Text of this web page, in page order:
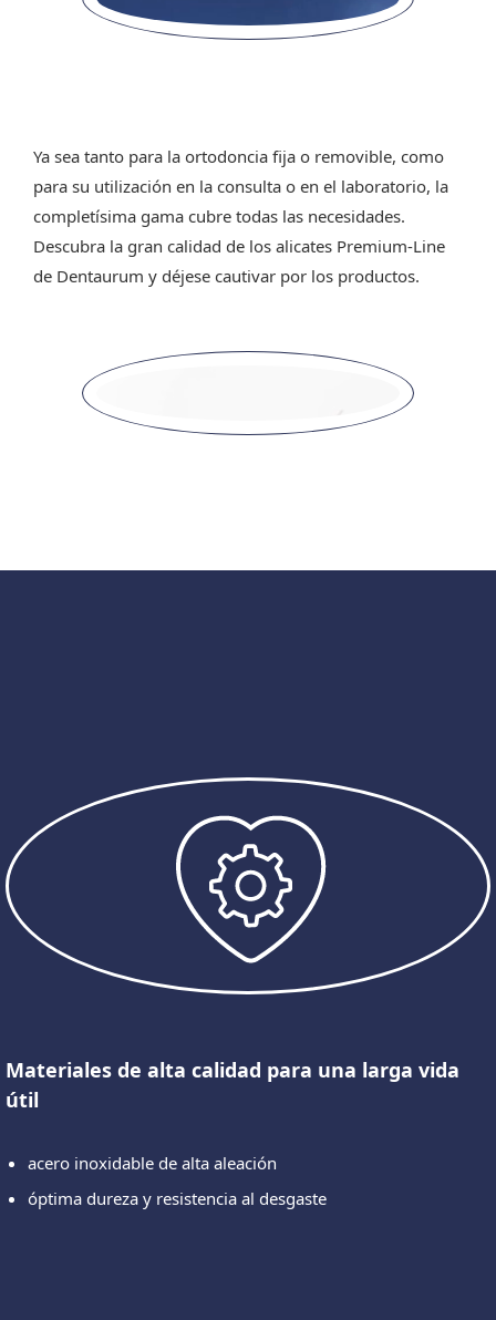
Ya sea tanto para la ortodoncia fija o removible, como
para su utilización en la consulta o en el laboratorio, la
completísima gama cubre todas las necesidades.
Descubra la gran calidad de los alicates Premium-Line
de Dentaurum y déjese cautivar por los productos.
Materiales de alta calidad para una larga vida
útil
acero inoxidable de alta aleación
óptima dureza y resistencia al desgaste